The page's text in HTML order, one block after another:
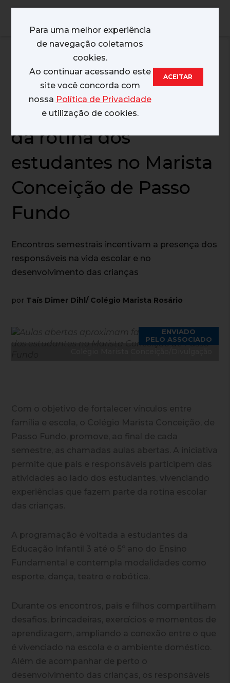
Aulas abertas
aproximam famílias
da rotina dos
estudantes no Marista
Conceição de Passo
Fundo
Encontros semestrais incentivam a presença dos
responsáveis na vida escolar e no
desenvolvimento das crianças
por Taís Dimer Dihl/ Colégio Marista Rosário
ENVIADO
PELO ASSOCIADO
Com o objetivo de fortalecer vínculos entre
família e escola, o Colégio Marista Conceição, de
Passo Fundo, promove, ao final de cada
semestre, as chamadas aulas abertas. A iniciativa
permite que pais e responsáveis participem das
atividades ao lado dos estudantes, vivenciando
experiências que fazem parte da rotina escolar
das crianças.
A programação é voltada a estudantes da
Educação Infantil 3 até o 5º ano do Ensino
Fundamental e contempla modalidades como
esporte, dança, teatro e robótica.
Durante os encontros, pais e filhos compartilham
desafios, brincadeiras, exercícios e momentos de
aprendizagem, ampliando a conexão entre o que
é vivenciado na escola e o ambiente doméstico.
Além de acompanhar de perto o
desenvolvimento das crianças, os responsáveis
Para uma melhor experiência
de navegação coletamos
cookies.
Ao continuar acessando este
site você concorda com
nossa Política de Privacidade
e utilização de cookies.
ACEITAR